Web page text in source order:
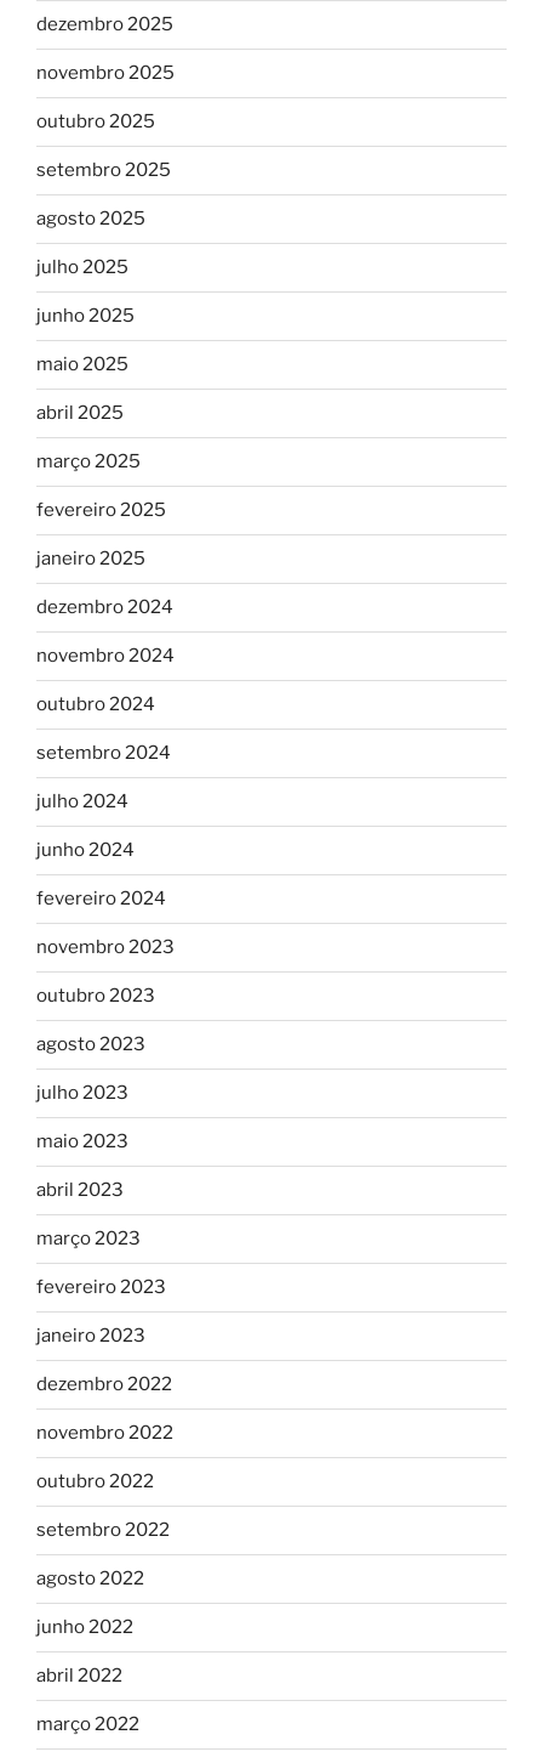
dezembro 2025
novembro 2025
outubro 2025
setembro 2025
agosto 2025
julho 2025
junho 2025
maio 2025
abril 2025
março 2025
fevereiro 2025
janeiro 2025
dezembro 2024
novembro 2024
outubro 2024
setembro 2024
julho 2024
junho 2024
fevereiro 2024
novembro 2023
outubro 2023
agosto 2023
julho 2023
maio 2023
abril 2023
março 2023
fevereiro 2023
janeiro 2023
dezembro 2022
novembro 2022
outubro 2022
setembro 2022
agosto 2022
junho 2022
abril 2022
março 2022